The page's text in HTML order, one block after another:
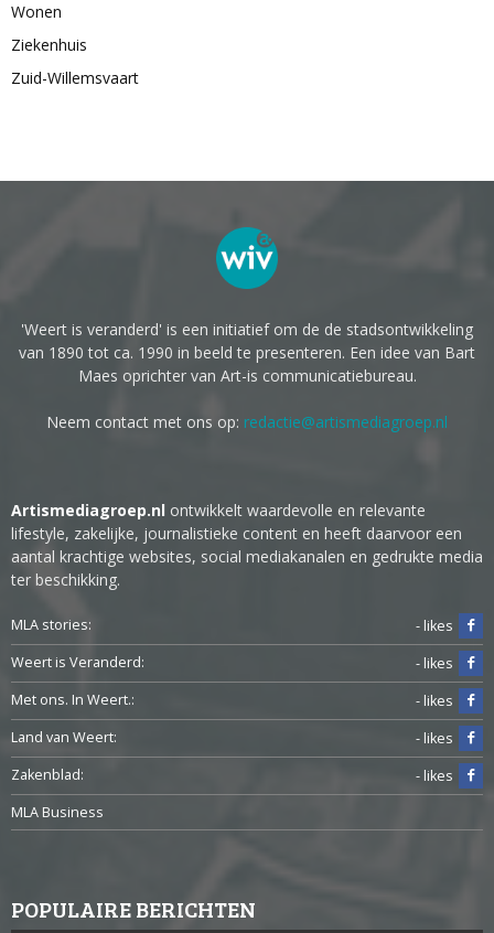
Wonen
Ziekenhuis
Zuid-Willemsvaart
'Weert is veranderd' is een initiatief om de de stadsontwikkeling
van 1890 tot ca. 1990 in beeld te presenteren. Een idee van Bart
Maes oprichter van Art-is communicatiebureau.
Neem contact met ons op: redactie@artismediagroep.nl
Artismediagroep.nl ontwikkelt waardevolle en relevante
lifestyle, zakelijke, journalistieke content en heeft daarvoor een
aantal krachtige websites, social mediakanalen en gedrukte media
ter beschikking.
MLA stories:
- likes
Weert is Veranderd:
- likes
Met ons. In Weert.:
- likes
Land van Weert:
- likes
Zakenblad:
- likes
MLA Business
POPULAIRE BERICHTEN